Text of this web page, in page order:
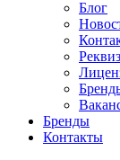
Блог
Бренды
Контакты